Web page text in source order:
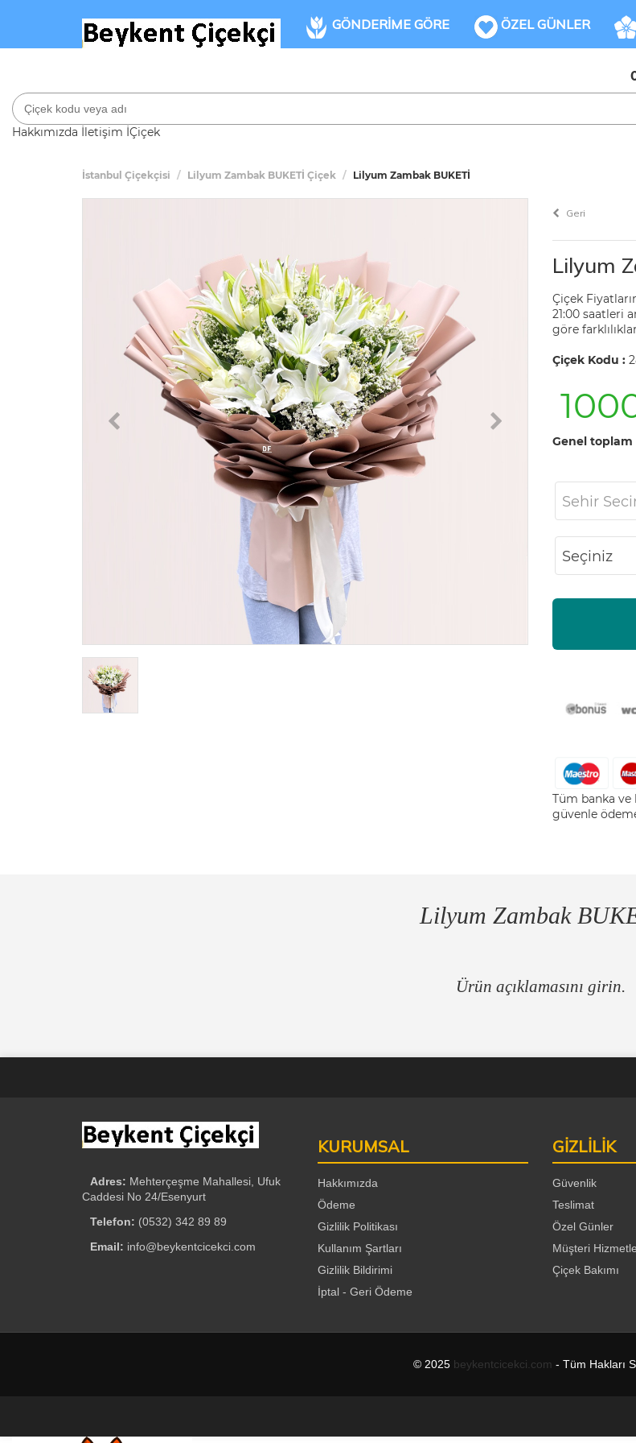
GÖNDERİME GÖRE ÖZEL GÜNLER
Hakkımızda İletişim İÇiçek
İstanbul Çiçekçisi Lilyum Zambak BUKETİ Çiçek Lilyum Zambak BUKETİ
Geri
Lilyum
Çiçek
21:00 saatleri
göre
Çiçek Kodu :
Genel toplam
Sehir
Seçiniz
Tüm banka
güvenle
Lilyum Zambak
Ürün açıklamasını girin.
Adres: Mehterçeşme Mahallesi, Ufuk
Caddesi No 24/Esenyurt
Telefon: (0532) 342 89 89
Email: info@beykentcicekci.com
KURUMSAL
Hakkımızda
Ödeme
Gizlilik Politikası
Kullanım Şartları
Gizlilik Bildirimi
İptal - Geri Ödeme
GİZLİLİK
Güvenlik
Teslimat
Özel Günler
Müşteri
Çiçek Bakımı
© 2025 beykentcicekci.com - Tüm Hakları